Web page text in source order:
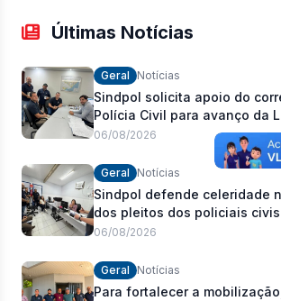
Últimas Notícias
Geral Notícias
Sindpol solicita apoio do
Polícia Civil para avanço da
Estadual
06/08/2026
Geral Notícias
Sindpol defende celeridade
dos pleitos dos policiais
às delegacias
06/08/2026
Geral Notícias
Para fortalecer a